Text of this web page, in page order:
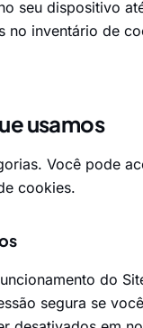
seu dispositivo
no inventário de
usamos
Você pode
cookies.
do
segura se